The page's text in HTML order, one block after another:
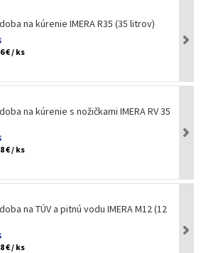
na kúrenie IMERA R35 (35 litrov)
€ / ks
na kúrenie s nožičkami IMERA RV 35
€ / ks
na TÚV a pitnú vodu IMERA M12 (12
€ / ks